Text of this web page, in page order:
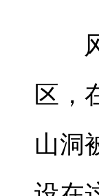
风
区，
山洞